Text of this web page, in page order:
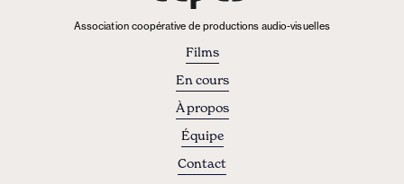
Association coopérative de productions audio-visuelles
Films
En cours
À propos
Équipe
Contact